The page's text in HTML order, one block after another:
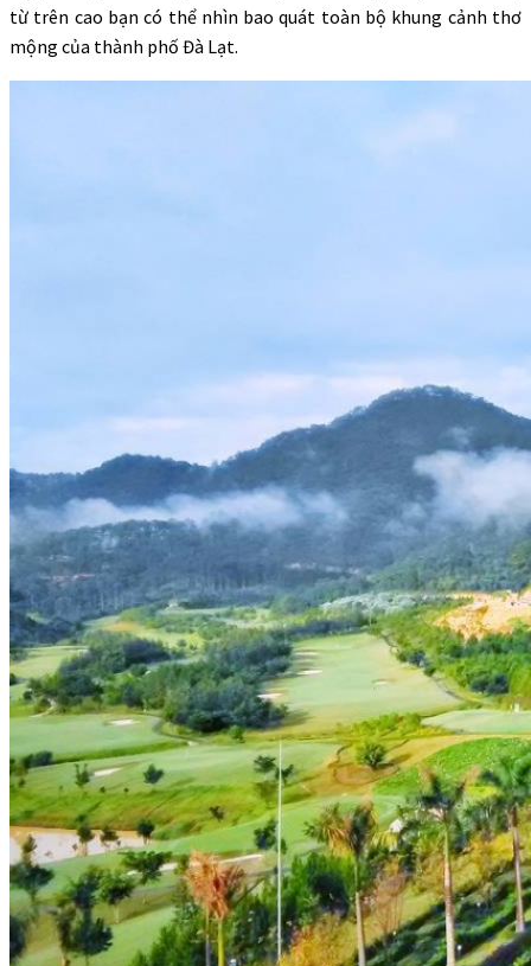
từ trên cao bạn có thể nhìn bao quát toàn bộ khung cảnh thơ
mộng của thành phố Đà Lạt.